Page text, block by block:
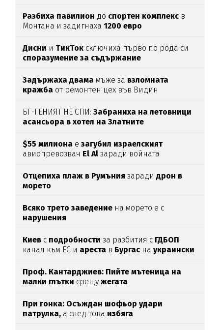
Разбиха павилион до спортен комплекс в
Монтана и задигнаха1200 евро
Дисни и ТикТок сключиха първо по рода си
споразумение за съдържание
Задържаха двама мъже за взломната
кражба от ремонтен цех във Видин
БГ-ГЕНИЯТ НЕ СПИ:Забраниха на летовници
асансьора в хотел на Златните
$55 милиона езагубил израелският
авиопревозвач El Al заради войната
Отцепиха плаж в Румъния зарадидрон в
морето
Всяко трето заведение на морето е с
нарушения
Киев с подробности за разбития с ГДБОП
канал към ЕС и ареста в Бургас наукраински
Проф. Кантарджиев: Пийте мътеница на
малки глътки срещу жегата
При гонка: Осъждан шофьор удари
патрулка, а след това избяга